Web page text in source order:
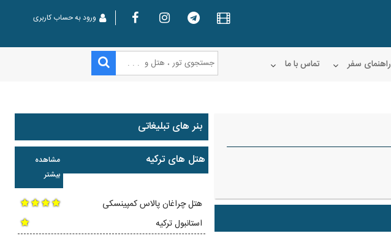
ورود به حساب کاربری
راهنمای سفر تماس با ما
بنر های تبلیغاتی
مشاهده
بیشتر
هتل های ترکیه
هتل چراغان پالاس کمپینسکی
استانبول ترکیه